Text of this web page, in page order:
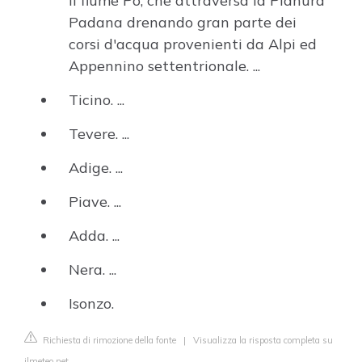
Padana drenando gran parte dei
corsi d'acqua provenienti da Alpi ed
Appennino settentrionale. ...
Ticino. ...
Tevere. ...
Adige. ...
Piave. ...
Adda. ...
Nera. ...
Isonzo.
Richiesta di rimozione della fonte | Visualizza la risposta completa su